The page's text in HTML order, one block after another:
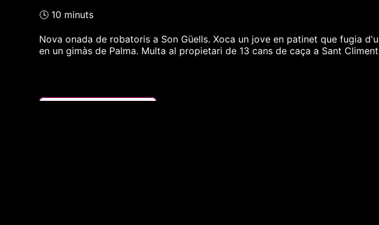
🕓 10 minuts
Nova onada de robatoris a Son Güells. Xoca un jove en patinet que fugia
en un gimàs de Palma. Multa al propietari de 13 cans de caça a Sant